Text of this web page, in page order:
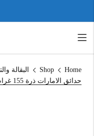
Home
Shop
حدائق الامارات ذرة 155 غرام